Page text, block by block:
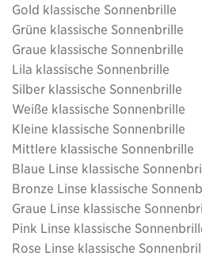
Gold klassische Sonnenbrille
Grüne klassische Sonnenbrille
Graue klassische Sonnenbrille
Lila klassische Sonnenbrille
Silber klassische Sonnenbrille
Weiße klassische Sonnenbrille
Kleine klassische Sonnenbrille
Mittlere klassische Sonnenbrille
Blaue Linse klassische
Bronze Linse klassische
Graue Linse klassische
Pink Linse klassische
Rose Linse klassische